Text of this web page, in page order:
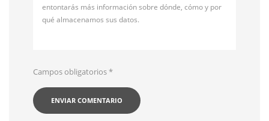
entontarás más información sobre dónde, cómo y por
qué almacenamos sus datos.
Campos obligatorios*